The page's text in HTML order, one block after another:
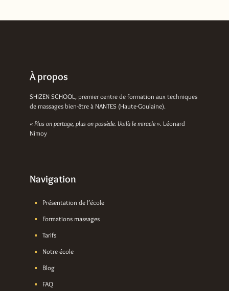
À propos
SHIZEN SCHOOL, premier centre de formation aux techniques
de massages bien-être à NANTES (Haute-Goulaine).
« Plus on partage, plus on possède. Voilà le miracle ». Léonard
Nimoy
Navigation
Présentation de l’école
Formations massages
Tarifs
Notre école
Blog
FAQ